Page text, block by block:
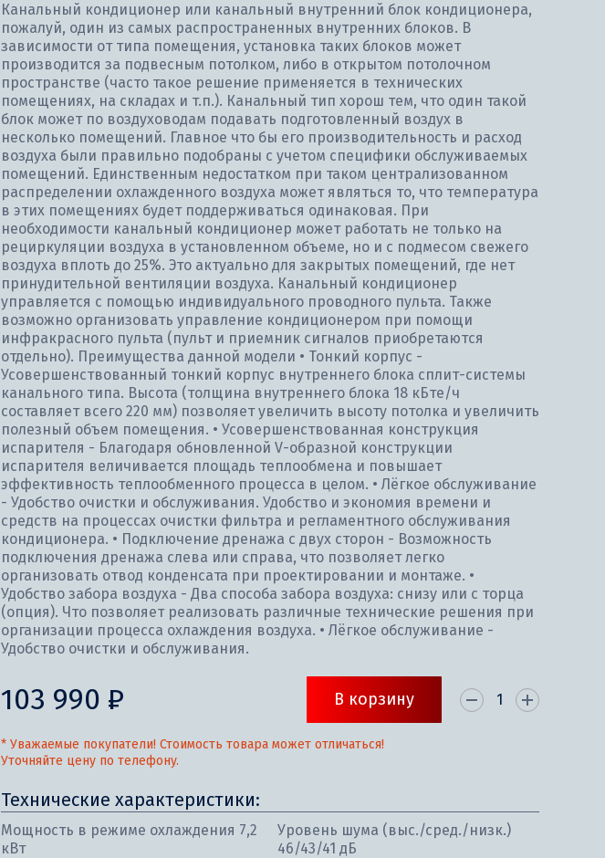
Канальный кондиционер или канальный внутренний блок кондиционера,
пожалуй, один из самых распространенных внутренних блоков. В
зависимости от типа помещения, установка таких блоков может
производится за подвесным потолком, либо в открытом потолочном
пространстве (часто такое решение применяется в технических
помещениях, на складах и т.п.). Канальный тип хорош тем, что один такой
блок может по воздуховодам подавать подготовленный воздух в
несколько помещений. Главное что бы его производительность и расход
воздуха были правильно подобраны с учетом специфики обслуживаемых
помещений. Единственным недостатком при таком централизованном
распределении охлажденного воздуха может являться то, что температура
в этих помещениях будет поддерживаться одинаковая. При
необходимости канальный кондиционер может работать не только на
рециркуляции воздуха в установленном объеме, но и с подмесом свежего
воздуха вплоть до 25%. Это актуально для закрытых помещений, где нет
принудительной вентиляции воздуха. Канальный кондиционер
управляется с помощью индивидуального проводного пульта. Также
возможно организовать управление кондиционером при помощи
инфракрасного пульта (пульт и приемник сигналов приобретаются
отдельно). Преимущества данной модели • Тонкий корпус -
Усовершенствованный тонкий корпус внутреннего блока сплит-системы
канального типа. Высота (толщина внутреннего блока 18 кБте/ч
составляет всего 220 мм) позволяет увеличить высоту потолка и увеличить
полезный объем помещения. • Усовершенствованная конструкция
испарителя - Благодаря обновленной V-образной конструкции
испарителя величивается площадь теплообмена и повышает
эффективность теплообменного процесса в целом. • Лёгкое обслуживание
- Удобство очистки и обслуживания. Удобство и экономия времени и
средств на процессах очистки фильтра и регламентного обслуживания
кондиционера. • Подключение дренажа с двух сторон - Возможность
подключения дренажа слева или справа, что позволяет легко
организовать отвод конденсата при проектировании и монтаже. •
Удобство забора воздуха - Два способа забора воздуха: снизу или с торца
(опция). Что позволяет реализовать различные технические решения при
организации процесса охлаждения воздуха. • Лёгкое обслуживание -
Удобство очистки и обслуживания.
103 990 ₽ В корзину
* Уважаемые покупатели! Стоимость товара может отличаться!
Уточняйте цену по телефону.
Технические характеристики:
Мощность в режиме охлаждения 7,2
кВт
Уровень шума (выс./сред./низк.)
46/43/41 дБ